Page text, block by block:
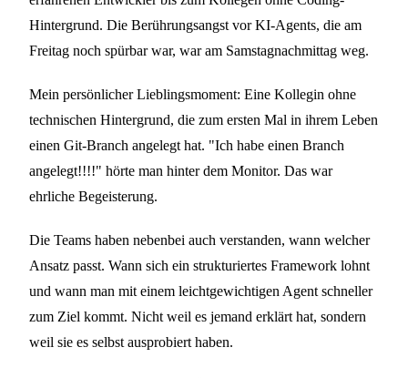
Hintergrund. Die Berührungsangst vor KI-Agents, die am
Freitag noch spürbar war, war am Samstagnachmittag weg.
Mein persönlicher Lieblingsmoment: Eine Kollegin ohne
technischen Hintergrund, die zum ersten Mal in ihrem Leben
einen Git-Branch angelegt hat. "Ich habe einen Branch
angelegt!!!!" hörte man hinter dem Monitor. Das war
ehrliche Begeisterung.
Die Teams haben nebenbei auch verstanden, wann welcher
Ansatz passt. Wann sich ein strukturiertes Framework lohnt
und wann man mit einem leichtgewichtigen Agent schneller
zum Ziel kommt. Nicht weil es jemand erklärt hat, sondern
weil sie es selbst ausprobiert haben.